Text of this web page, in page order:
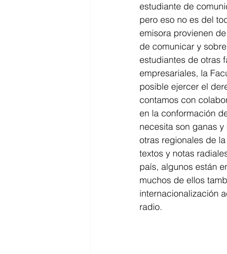
estudiante de
pero eso no es del
emisora provienen
de comunicar y
estudiantes de otras
empresariales, la
posible ejercer el
contamos con
en la conformación
necesita son ganas
otras regionales de
textos y notas
país, algunos están
muchos de ellos
internacionalización
radio.